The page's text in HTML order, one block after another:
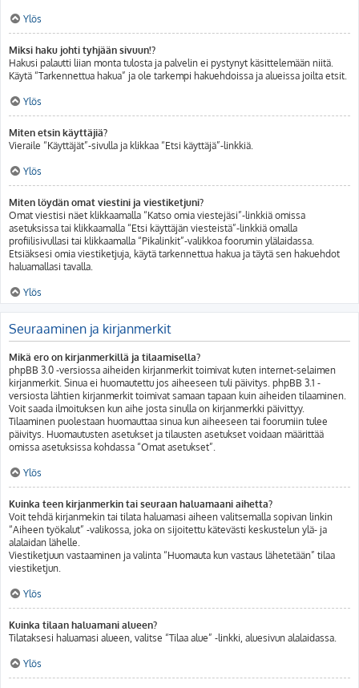
Ylös
Miksi haku johti tyhjään sivuun!?
Hakusi palautti liian monta tulosta ja palvelin ei pystynyt käsittelemään niitä.
Käytä “Tarkennettua hakua” ja ole tarkempi hakuehdoissa ja alueissa joilta etsit.
Ylös
Miten etsin käyttäjiä?
Vieraile “Käyttäjät”-sivulla ja klikkaa “Etsi käyttäjä”-linkkiä.
Ylös
Miten löydän omat viestini ja viestiketjuni?
Omat viestisi näet klikkaamalla “Katso omia viestejäsi”-linkkiä omissa
asetuksissa tai klikkaamalla “Etsi käyttäjän viesteistä”-linkkiä omalla
profiilisivullasi tai klikkaamalla “Pikalinkit”-valikkoa foorumin ylälaidassa.
Etsiäksesi omia viestiketjuja, käytä tarkennettua hakua ja täytä sen hakuehdot
haluamallasi tavalla.
Ylös
Seuraaminen ja kirjanmerkit
Mikä ero on kirjanmerkillä ja tilaamisella?
phpBB 3.0 -versiossa aiheiden kirjanmerkit toimivat kuten internet-selaimen
kirjanmerkit. Sinua ei huomautettu jos aiheeseen tuli päivitys. phpBB 3.1 -
versiosta lähtien kirjanmerkit toimivat samaan tapaan kuin aiheiden tilaaminen.
Voit saada ilmoituksen kun aihe josta sinulla on kirjanmerkki päivittyy.
Tilaaminen puolestaan huomauttaa sinua kun aiheeseen tai foorumiin tulee
päivitys. Huomautusten asetukset ja tilausten asetukset voidaan määrittää
omissa asetuksissa kohdassa “Omat asetukset”.
Ylös
Kuinka teen kirjanmerkin tai seuraan haluamaani aihetta?
Voit tehdä kirjanmekin tai tilata haluamasi aiheen valitsemalla sopivan linkin
“Aiheen työkalut” -valikossa, joka on sijoitettu kätevästi keskustelun ylä- ja
alalaidan lähelle.
Viestiketjuun vastaaminen ja valinta “Huomauta kun vastaus lähetetään” tilaa
viestiketjun.
Ylös
Kuinka tilaan haluamani alueen?
Tilataksesi haluamasi alueen, valitse “Tilaa alue” -linkki, aluesivun alalaidassa.
Ylös